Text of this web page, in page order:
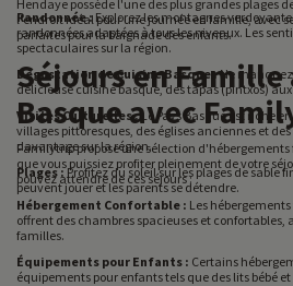
Hendaye possède l'une des plus grandes plages
l'endroit idéal pour une journée en famille, avec
parfaites pour la baignade des enfants.
Randonnée : Explorez les montagnes
randonnées adaptées à tous les niveaux. Les
spectaculaires sur la région.
Dégustation de Cuisine Basque :Ne manquez
délicieuse cuisine basque, des tapas (pintxos)
Visites Culturelles :Le Pays Basque est riche
villages pittoresques, des églises anciennes et
davantage sur la région.
Plages :Profitez du soleil sur les plages de sable
peuvent jouer et les parents se détendre.
Séjours en Famille
Basque avec
Familytrip propose une sélection
que vous puissiez profiter pleinement de votre
pouvez attendre de ces séjours :
Hébergement Confortable : Les
offrent des chambres spacieuses et confortables,
familles.
Équipements pour Enfants : Certains
équipements pour enfants tels que des lits bébé